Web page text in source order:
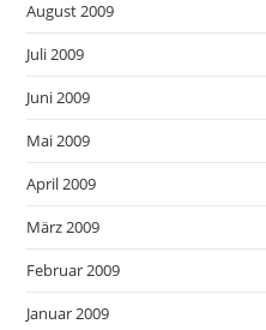
August 2009
Juli 2009
Juni 2009
Mai 2009
April 2009
März 2009
Februar 2009
Januar 2009